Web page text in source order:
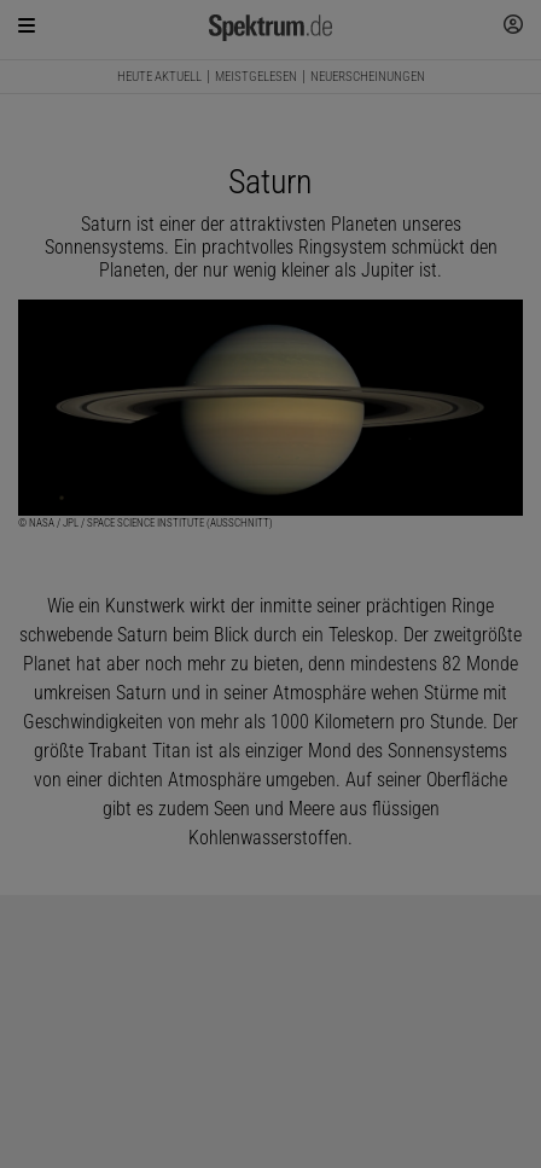
HEUTE AKTUELL MEISTGELESEN NEUERSCHEINUNGEN
Saturn
Saturn ist einer der attraktivsten Planeten unseres
Sonnensystems. Ein prachtvolles Ringsystem schmückt den
Planeten, der nur wenig kleiner als Jupiter ist.
© NASA / JPL / SPACE SCIENCE INSTITUTE (AUSSCHNITT)
Wie ein Kunstwerk wirkt der inmitte seiner prächtigen Ringe
schwebende Saturn beim Blick durch ein Teleskop. Der zweitgrößte
Planet hat aber noch mehr zu bieten, denn mindestens 82 Monde
umkreisen Saturn und in seiner Atmosphäre wehen Stürme mit
Geschwindigkeiten von mehr als 1000 Kilometern pro Stunde. Der
größte Trabant Titan ist als einziger Mond des Sonnensystems
von einer dichten Atmosphäre umgeben. Auf seiner Oberfläche
gibt es zudem Seen und Meere aus flüssigen
Kohlenwasserstoffen.